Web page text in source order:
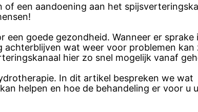
een aandoening aan het
goede gezondheid. Wanneer er sprake
wat weer voor problemen kan
hier zo snel mogelijk vanaf
In dit artikel bespreken we wat
helpen en hoe de behandeling er voor u